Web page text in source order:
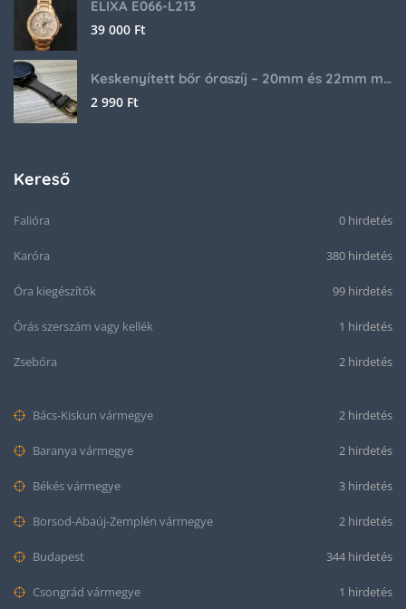
ELIXA E066-L213
39 000 Ft
Keskenyített bőr óraszíj – 20mm és 22mm méretben
2 990 Ft
Kereső
Falióra 0 hirdetés
Karóra 380 hirdetés
Óra kiegészítők 99 hirdetés
Órás szerszám vagy kellék 1 hirdetés
Zsebóra 2 hirdetés
Bács-Kiskun vármegye 2 hirdetés
Baranya vármegye 2 hirdetés
Békés vármegye 3 hirdetés
Borsod-Abaúj-Zemplén vármegye 2 hirdetés
Budapest 344 hirdetés
Csongrád vármegye 1 hirdetés